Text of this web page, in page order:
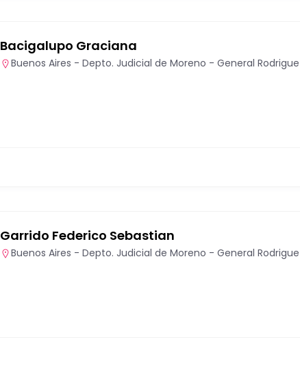
Bacigalupo Graciana
Buenos Aires - Depto. Judicial de Moreno - General
Garrido Federico Sebastian
Buenos Aires - Depto. Judicial de Moreno - General